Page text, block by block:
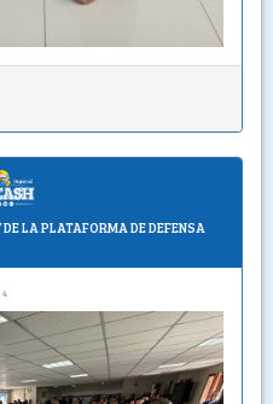
LA PLATAFORMA DE DEFENSA